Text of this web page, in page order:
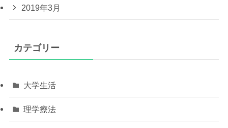
2019年3月
カテゴリー
大学生活
理学療法